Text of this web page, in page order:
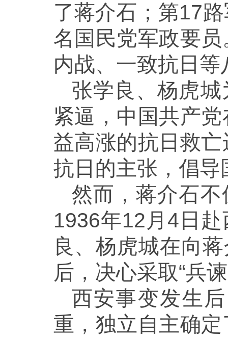
了蒋介石；第17
名国民党军政要
内战、一致抗日
张学良、杨虎城
紧逼，中国共产
益高涨的抗日救
抗日的主张，倡
然而，蒋介石不
1936年12月4日
良、杨虎城在向
后，决心采取“兵
西安事变发生
重，独立自主确